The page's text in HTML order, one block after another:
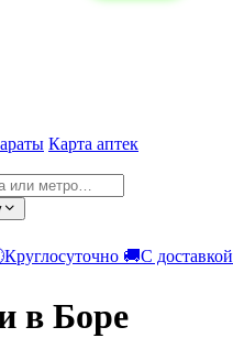
Карта аптек
Круглосуточно 🚚С доставкой
в Боре